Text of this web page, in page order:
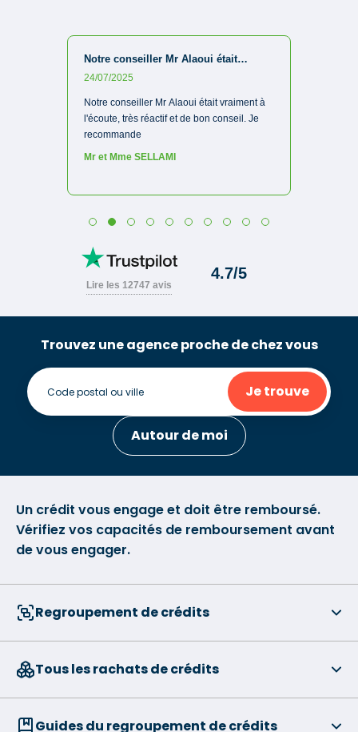
Trouvez une agence proche de chez vous
Je trouve
Autour de moi
Un crédit vous engage et doit être remboursé.
Vérifiez vos capacités de remboursement avant
de vous engager.
Regroupement de crédits
Tous les rachats de crédits
Guides du regroupement de crédits